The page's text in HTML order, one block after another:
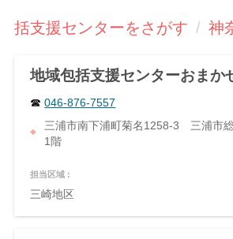
括支援センターをさがす 神
地域包括支援センターおまか
046-876-7557
三浦市南下浦町菊名1258-3 三浦市
1階
担当区域 :
三崎地区